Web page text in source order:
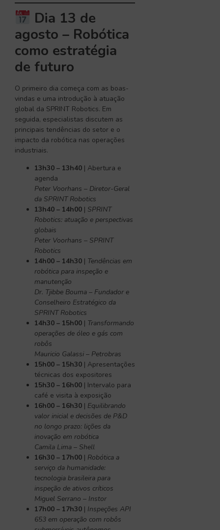
Dia 13 de
agosto – Robótica
como estratégia
de futuro
O primeiro dia começa com as boas-
vindas e uma introdução à atuação
global da SPRINT Robotics. Em
seguida, especialistas discutem as
principais tendências do setor e o
impacto da robótica nas operações
industriais.
13h30 – 13h40 | Abertura e
agenda
Peter Voorhans – Diretor-Geral
da SPRINT Robotics
13h40 – 14h00 | SPRINT
Robotics: atuação e perspectivas
globais
Peter Voorhans – SPRINT
Robotics
14h00 – 14h30 | Tendências em
robótica para inspeção e
manutenção
Dr. Tjibbe Bouma – Fundador e
Conselheiro Estratégico da
SPRINT Robotics
14h30 – 15h00 | Transformando
operações de óleo e gás com
robôs
Mauricio Galassi – Petrobras
15h00 – 15h30 | Apresentações
técnicas dos expositores
15h30 – 16h00 | Intervalo para
café e visita à exposição
16h00 – 16h30 | Equilibrando
valor inicial e decisões de P&D
no longo prazo: lições da
inovação em robótica
Camila Lima – Shell
16h30 – 17h00 | Robótica a
serviço da humanidade:
tecnologia brasileira para
inspeção de ativos críticos
Miguel Serrano – Instor
17h00 – 17h30 | Inspeções API
653 em operação com robôs